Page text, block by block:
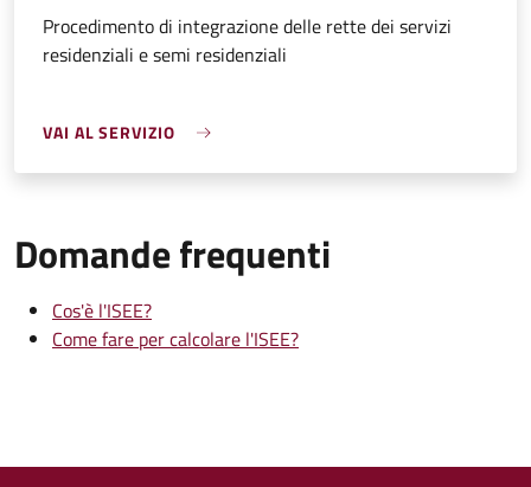
Procedimento di integrazione delle rette dei servizi
residenziali e semi residenziali
VAI AL SERVIZIO
Domande frequenti
Cos'è l'ISEE?
Come fare per calcolare l'ISEE?